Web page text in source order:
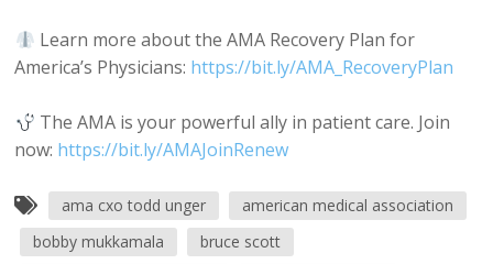
Learn more about the AMA Recovery Plan for
America’s Physicians: https://bit.ly/AMA_RecoveryPlan
The AMA is your powerful ally in patient care. Join
now: https://bit.ly/AMAJoinRenew
ama cxo todd unger
american medical association
bobby mukkamala
bruce scott